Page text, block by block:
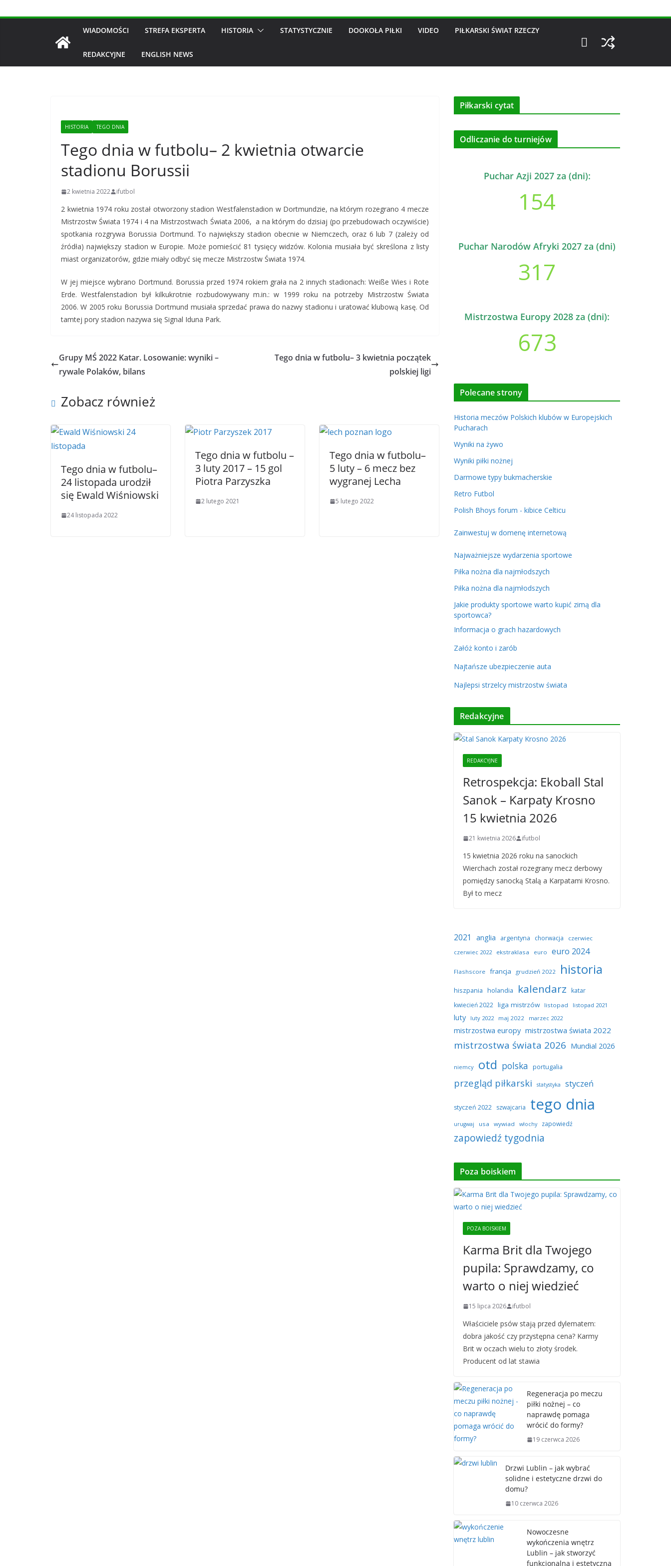
WIADOMOŚCI STREFA EKSPERTA HISTORIA STATYSTYCZNIE DOOKOŁA PIŁKI VIDEO PIŁKARSKI ŚWIAT RZECZY
REDAKCYJNE ENGLISH NEWS
HISTORIA TEGO DNIA
Tego dnia w futbolu– 2 kwietnia otwarcie
stadionu Borussii
2 kwietnia 2022 ifutbol
2 kwietnia 1974 roku został otworzony stadion Westfalenstadion w Dortmundzie, na którym rozegrano 4 mecze
Mistrzostw Świata 1974 i 4 na Mistrzostwach Świata 2006, a na którym do dzisiaj (po przebudowach oczywiście)
spotkania rozgrywa Borussia Dortmund. To największy stadion obecnie w Niemczech, oraz 6 lub 7 (zależy od
źródła) największy stadion w Europie. Może pomieścić 81 tysięcy widzów. Kolonia musiała być skreślona z listy
miast organizatorów, gdzie miały odbyć się mecze Mistrzostw Świata 1974.
W jej miejsce wybrano Dortmund. Borussia przed 1974 rokiem grała na 2 innych stadionach: Weiße Wies i Rote
Erde. Westfalenstadion był kilkukrotnie rozbudowywany m.in.: w 1999 roku na potrzeby Mistrzostw Świata
2006. W 2005 roku Borussia Dortmund musiała sprzedać prawa do nazwy stadionu i uratować klubową kasę. Od
tamtej pory stadion nazywa się Signal Iduna Park.
Grupy MŚ 2022 Katar. Losowanie: wyniki –
rywale Polaków, bilans
Tego dnia w futbolu– 3 kwietnia początek
polskiej ligi
Zobacz również
Tego dnia w futbolu–
24 listopada urodził
się Ewald Wiśniowski
24 listopada 2022
Tego dnia w futbolu –
3 luty 2017 – 15 gol
Piotra Parzyszka
2 lutego 2021
Tego dnia w futbolu–
5 luty – 6 mecz bez
wygranej Lecha
5 lutego 2022
Piłkarski cytat
Odliczanie do turniejów
Puchar Azji 2027 za (dni):
154
Puchar Narodów Afryki 2027 za (dni)
317
Mistrzostwa Europy 2028 za (dni):
673
Polecane strony
Historia meczów Polskich klubów w Europejskich
Pucharach
Wyniki na żywo
Wyniki piłki nożnej
Darmowe typy bukmacherskie
Retro Futbol
Polish Bhoys forum - kibice Celticu
Zainwestuj w domenę internetową
Najważniejsze wydarzenia sportowe
Piłka nożna dla najmłodszych
Piłka nożna dla najmłodszych
Jakie produkty sportowe warto kupić zimą dla
sportowca?
Informacja o grach hazardowych
Załóż konto i zarób
Najtańsze ubezpieczenie auta
Najlepsi strzelcy mistrzostw świata
Redakcyjne
REDAKCYJNE
Retrospekcja: Ekoball Stal
Sanok – Karpaty Krosno
15 kwietnia 2026
21 kwietnia 2026 ifutbol
15 kwietnia 2026 roku na sanockich
Wierchach został rozegrany mecz derbowy
pomiędzy sanocką Stalą a Karpatami Krosno.
Był to mecz
2021 anglia argentyna chorwacja
czerwiec
czerwiec 2022
ekstraklasa euro euro 2024
Flashscore francja grudzień 2022 historia
hiszpania holandia kalendarz katar
kwiecień 2022 liga mistrzów listopad listopad 2021
luty luty 2022 maj 2022 marzec 2022
mistrzostwa europy mistrzostwa świata 2022
mistrzostwa świata 2026 Mundial 2026
niemcy otd polska portugalia
przegląd piłkarski statystyka styczeń
styczeń 2022 szwajcaria tego dnia
urugwaj usa wywiad włochy zapowiedź
zapowiedź tygodnia
Poza boiskiem
POZA BOISKIEM
Karma Brit dla Twojego
pupila: Sprawdzamy, co
warto o niej wiedzieć
15 lipca 2026 ifutbol
Właściciele psów stają przed dylematem:
dobra jakość czy przystępna cena? Karmy
Brit w oczach wielu to złoty środek.
Producent od lat stawia
Regeneracja po meczu
piłki nożnej – co
naprawdę pomaga
wrócić do formy?
19 czerwca 2026
Drzwi Lublin – jak wybrać
solidne i estetyczne drzwi do
domu?
10 czerwca 2026
Nowoczesne
wykończenia wnętrz
Lublin – jak stworzyć
funkcjonalną i estetyczną